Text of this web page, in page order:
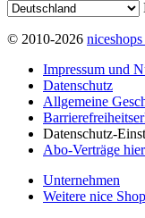
© 2010-2026
Impressum und
Datenschutz
Allgemeine
Datenschutz-
Abo-Verträge
Unternehmen
Weitere nice